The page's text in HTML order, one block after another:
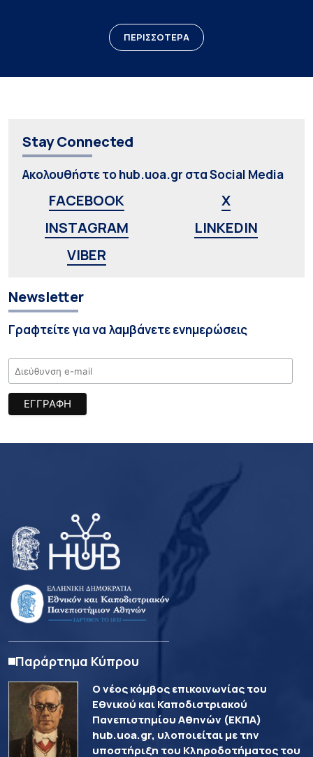
ΠΕΡΙΣΣΟΤΕΡΑ
Stay Connected
Ακολουθήστε το hub.uoa.gr στα Social Media
FACEBOOK
X
INSTAGRAM
LINKEDIN
VIBER
Newsletter
Γραφτείτε για να λαμβάνετε ενημερώσεις
Παράρτημα Κύπρου
Ο νέος κόμβος επικοινωνίας του
Εθνικού και Καποδιστριακού
Πανεπιστημίου Αθηνών (ΕΚΠΑ)
hub.uoa.gr, υλοποιείται με την
υποστήριξη του Κληροδοτήματος του